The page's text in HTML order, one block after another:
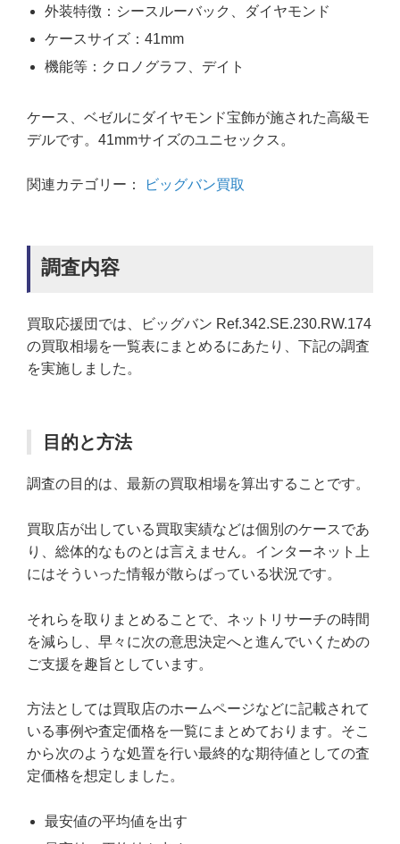
外装特徴：シースルーバック、ダイヤモンド
ケースサイズ：41mm
機能等：クロノグラフ、デイト
ケース、ベゼルにダイヤモンド宝飾が施された高級モ
デルです。41mmサイズのユニセックス。
関連カテゴリー： ビッグバン買取
調査内容
買取応援団では、ビッグバン Ref.342.SE.230.RW.174
の買取相場を一覧表にまとめるにあたり、下記の調査
を実施しました。
目的と方法
調査の目的は、最新の買取相場を算出することです。
買取店が出している買取実績などは個別のケースであ
り、総体的なものとは言えません。インターネット上
にはそういった情報が散らばっている状況です。
それらを取りまとめることで、ネットリサーチの時間
を減らし、早々に次の意思決定へと進んでいくための
ご支援を趣旨としています。
方法としては買取店のホームページなどに記載されて
いる事例や査定価格を一覧にまとめております。そこ
から次のような処置を行い最終的な期待値としての査
定価格を想定しました。
最安値の平均値を出す